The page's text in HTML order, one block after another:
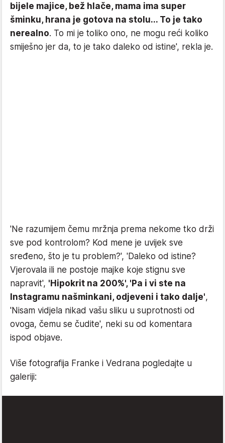
bijele majice, bež hlače, mama ima super
šminku, hrana je gotova na stolu... To je tako
nerealno. To mi je toliko ono, ne mogu reći koliko
smiješno jer da, to je tako daleko od istine', rekla je.
'Ne razumijem čemu mržnja prema nekome tko drži
sve pod kontrolom? Kod mene je uvijek sve
sređeno, što je tu problem?', 'Daleko od istine?
Vjerovala ili ne postoje majke koje stignu sve
napravit', 'Hipokrit na 200%', 'Pa i vi ste na
Instagramu našminkani, odjeveni i tako dalje',
'Nisam vidjela nikad vašu sliku u suprotnosti od
ovoga, čemu se čudite', neki su od komentara
ispod objave.
Više fotografija Franke i Vedrana pogledajte u
galeriji: